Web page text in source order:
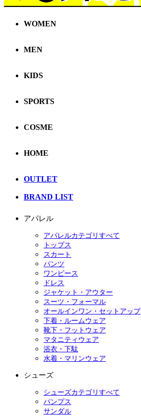
WOMEN
MEN
KIDS
SPORTS
COSME
HOME
OUTLET
BRAND LIST
アパレル
アパレルカテゴリすべて
トップス
スカート
パンツ
ワンピース
ドレス
ジャケット・アウター
スーツ・フォーマル
オールインワン・セットアップ
下着・ルームウェア
靴下・フットウェア
マタニティウェア
浴衣・下駄
水着・マリンウェア
シューズ
シューズカテゴリすべて
パンプス
サンダル